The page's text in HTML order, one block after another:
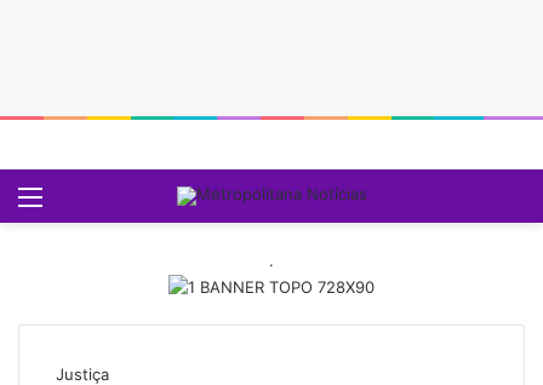
.
Justiça